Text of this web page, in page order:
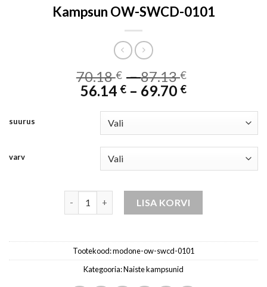
Kampsun OW-SWCD-0101
70.18€ –87.13€
87.13 €
56.14 € – 69.70 €Price
through
69.70 €
suurus
varv
LISA KORVI
Tootekood:modone-ow-swcd-0101
Kategooria:Naiste kampsunid